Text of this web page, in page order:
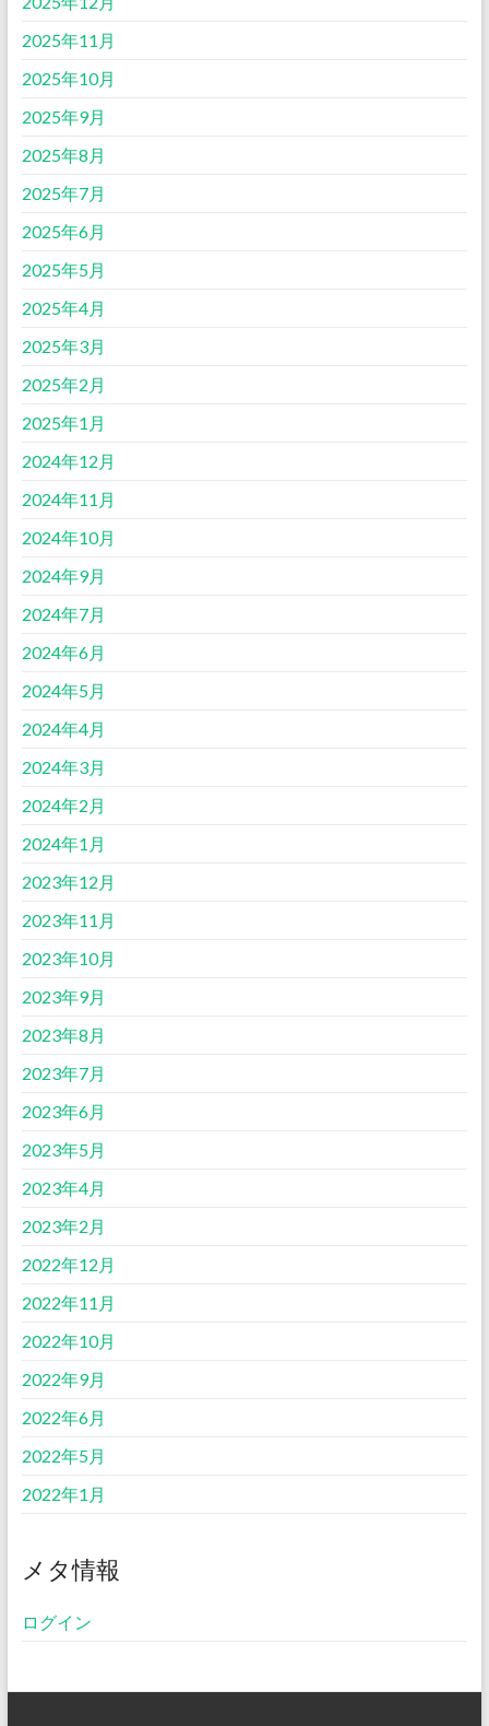
2025年11月
2025年10月
2025年9月
2025年8月
2025年7月
2025年6月
2025年5月
2025年4月
2025年3月
2025年2月
2025年1月
2024年12月
2024年11月
2024年10月
2024年9月
2024年7月
2024年6月
2024年5月
2024年4月
2024年3月
2024年2月
2024年1月
2023年12月
2023年11月
2023年10月
2023年9月
2023年8月
2023年7月
2023年6月
2023年5月
2023年4月
2023年2月
2022年12月
2022年11月
2022年10月
2022年9月
2022年6月
2022年5月
2022年1月
メタ情報
ログイン